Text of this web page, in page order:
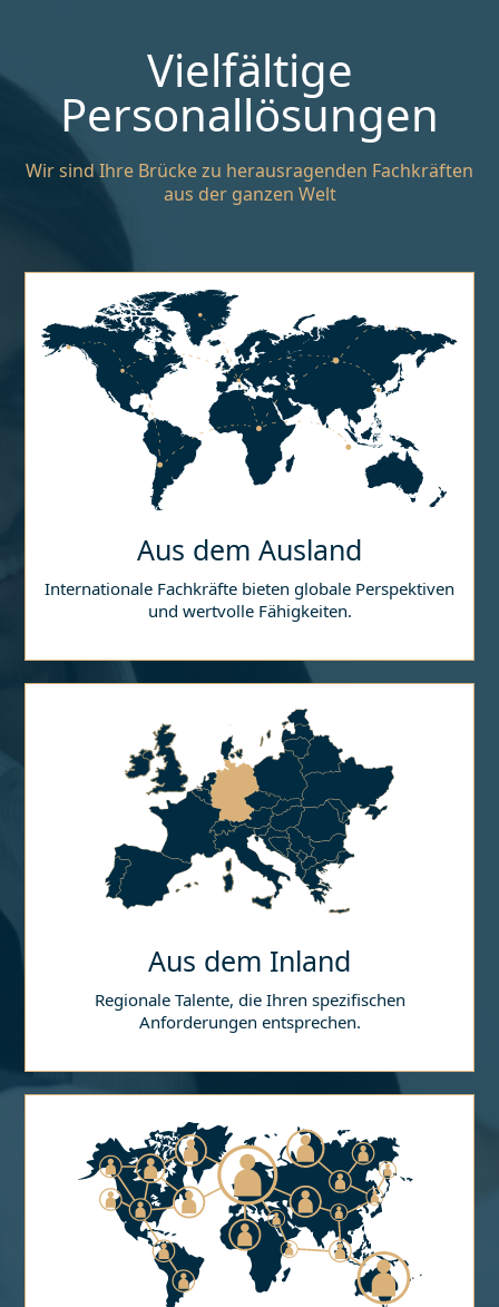
Vielfältige
Personallösungen
Wir sind Ihre Brücke zu herausragenden Fachkräften
aus der ganzen Welt
Aus dem Ausland
Internationale Fachkräfte bieten globale Perspektiven
und wertvolle Fähigkeiten.
Aus dem Inland
Regionale Talente, die Ihren spezifischen
Anforderungen entsprechen.